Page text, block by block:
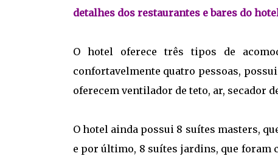
detalhes dos restaurantes e bares do
O hotel oferece três tipos de
confortavelmente quatro pessoas,
oferecem ventilador de teto, ar, secador
O hotel ainda possui 8 suítes masters,
e por último, 8 suítes jardins, que foram